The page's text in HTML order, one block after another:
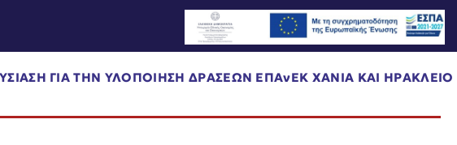
ΓΙΑ ΤΗΝ ΥΛΟΠΟΙΗΣΗ ΔΡΑΣΕΩΝ ΕΠΑνΕΚ ΧΑΝΙΑ ΚΑΙ ΗΡΑΚΛΕΙΟ